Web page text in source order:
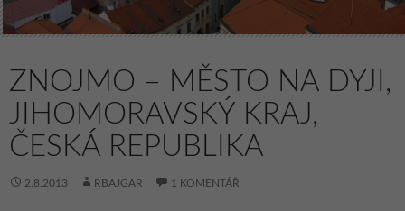
ZNOJMO – MĚSTO NA DYJI,
JIHOMORAVSKÝ KRAJ,
ČESKÁ REPUBLIKA
2.8.2013 RBAJGAR 1 KOMENTÁŘ